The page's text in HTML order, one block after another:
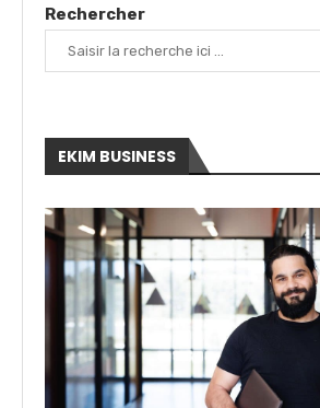
Rechercher
EKIM BUSINESS